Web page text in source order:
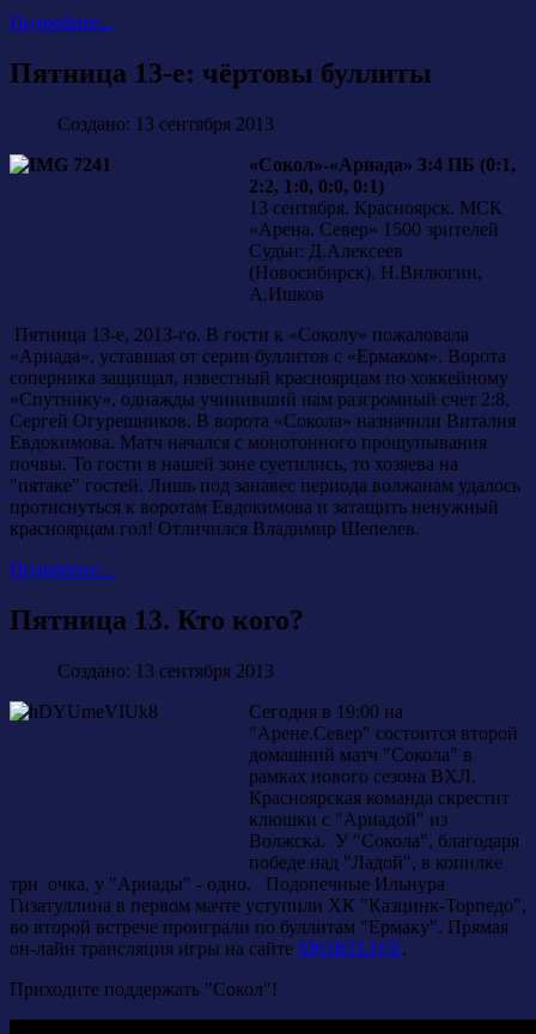
Подробнее...
Пятница 13-е: чёртовы буллиты
Создано: 13 сентября 2013
«Сокол»-«Ариада» 3:4 ПБ (0:1,
2:2, 1:0, 0:0, 0:1)
13 сентября. Красноярск. МСК
«Арена. Север» 1500 зрителей
Судьи: Д.Алексеев
(Новосибирск), Н.Вилюгин,
А.Ишков
Пятница 13-е, 2013-го. В гости к «Соколу» пожаловала
«Ариада», уставшая от серии буллитов с «Ермаком». Ворота
соперника защищал, известный красноярцам по хоккейному
«Спутнику», однажды учинивший нам разгромный счет 2:8,
Сергей Огурешников. В ворота «Сокола» назначили Виталия
Евдокимова. Матч начался с монотонного прощупывания
почвы. То гости в нашей зоне суетились, то хозяева на
"пятаке" гостей. Лишь под занавес периода волжанам удалось
протиснуться к воротам Евдокимова и затащить ненужный
красноярцам гол! Отличился Владимир Шепелев.
Подробнее...
Пятница 13. Кто кого?
Создано: 13 сентября 2013
Сегодня в 19:00 на
"Арене.Север" состоится второй
домашний матч "Сокола" в
рамках нового сезона ВХЛ.
Красноярская команда скрестит
клюшки с "Ариадой" из
Волжска. У "Сокола", благодаря
победе над "Ладой", в копилке
три очка, у "Ариады" - одно. Подопечные Ильнура
Гизатуллина в первом мачте уступили ХК "Казцинк-Торпедо",
во второй встрече проиграли по буллитам "Ермаку". Прямая
он-лайн трансляция игры на сайте SPORTLIVE.
Приходите поддержать "Сокол"!